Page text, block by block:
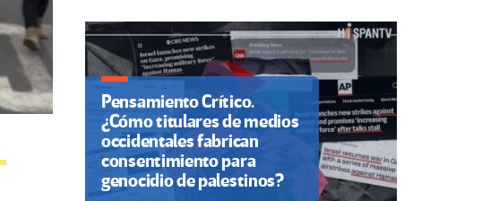
Pensamiento Crítico.
¿Cómo titulares de medios
occidentales fabrican
consentimiento para
genocidio de palestinos?